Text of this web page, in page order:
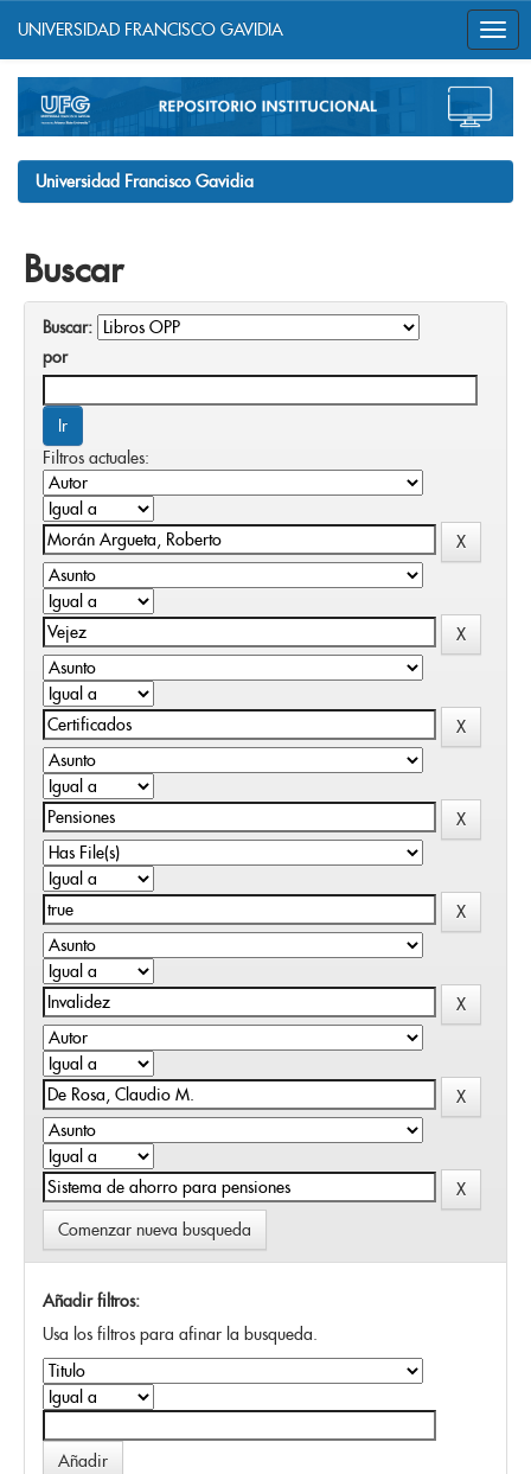
navigation
UNIVERSIDAD FRANCISCO GAVIDIA
Universidad Francisco Gavidia
Buscar
Buscar:
por
Filtros actuales:
Comenzar nueva busqueda
Añadir filtros:
Usa los filtros para afinar la busqueda.